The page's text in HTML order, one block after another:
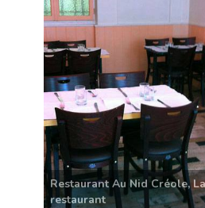
Restaurant Au Nid Créole,